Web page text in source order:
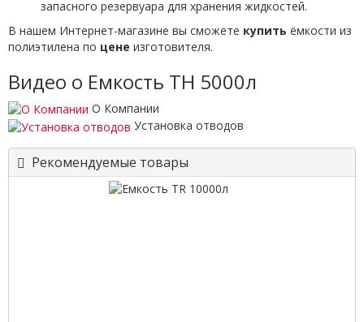
запасного резервуара для хранения жидкостей.
В нашем Интернет-магазине вы сможете купить ёмкости из
полиэтилена по цене изготовителя.
Видео о Емкость TH 5000л
О Компании
Установка отводов
Рекомендуемые товары